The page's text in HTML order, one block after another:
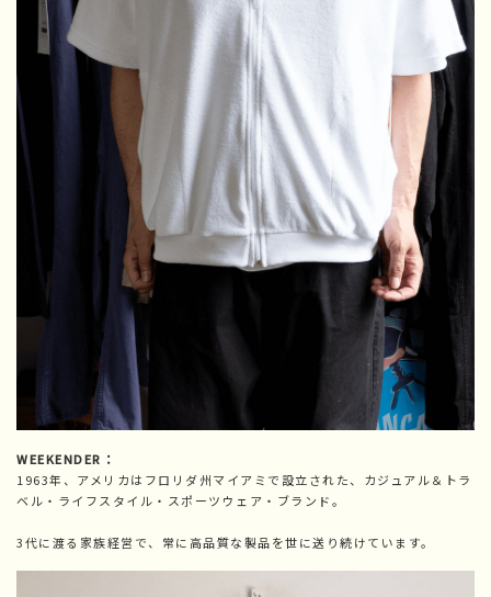
WEEKENDER：
1963年、アメリカはフロリダ州マイアミで設立された、カジュアル＆トラ
ベル・ライフスタイル・スポーツウェア・ブランド。
3代に渡る家族経営で、常に高品質な製品を世に送り続けています。